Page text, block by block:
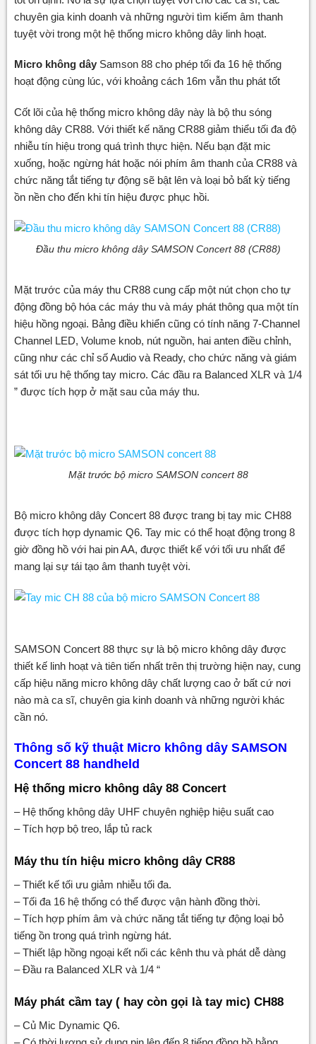
chuyên gia kinh doanh và những người tìm kiếm âm thanh
tuyệt vời trong một hệ thống micro không dây linh hoạt.
Micro không dâySamson 88 cho phép tối đa 16 hệ thống
hoạt động cùng lúc, với khoảng cách 16m vẫn thu phát tốt
Cốt lõi của hệ thống micro không dây này là bộ thu sóng
không dây CR88. Với thiết kế năng CR88 giảm thiểu tối đa độ
nhiễu tín hiệu trong quá trình thực hiện. Nếu bạn đặt mic
xuống, hoặc ngừng hát hoặc nói phím âm thanh của CR88 và
chức năng tắt tiếng tự động sẽ bật lên và loại bỏ bất kỳ tiếng
ồn nền cho đến khi tín hiệu được phục hồi.
Đầu thu micro không dây SAMSON Concert 88 (CR88)
Mặt trước của máy thu CR88 cung cấp một nút chọn cho tự
động đồng bộ hóa các máy thu và máy phát thông qua một tín
hiệu hồng ngoại. Bảng điều khiển cũng có tính năng 7-Channel
Channel LED, Volume knob, nút nguồn, hai anten điều chỉnh,
cũng như các chỉ số Audio và Ready, cho chức năng và giám
sát tối ưu hệ thống tay micro. Các đầu ra Balanced XLR và 1/4
” được tích hợp ở mặt sau của máy thu.
Mặt trước bộ micro SAMSON concert 88
Bộ micro không dây Concert 88 được trang bị tay mic CH88
được tích hợp dynamic Q6. Tay mic có thể hoạt động trong 8
giờ đồng hồ với hai pin AA, được thiết kế với tối ưu nhất để
mang lại sự tái tạo âm thanh tuyệt vời.
SAMSON Concert 88 thực sự là bộ micro không dây được
thiết kế linh hoạt và tiên tiến nhất trên thị trường hiện nay, cung
cấp hiệu năng micro không dây chất lượng cao ở bất cứ nơi
nào mà ca sĩ, chuyên gia kinh doanh và những người khác
cần nó.
Thông số kỹ thuật Micro không dây SAMSON
Concert 88 handheld
Hệ thống micro không dây 88 Concert
– Hệ thống không dây UHF chuyên nghiệp hiệu suất cao
– Tích hợp bộ treo, lắp tủ rack
Máy thu tín hiệu micro không dây CR88
– Thiết kế tối ưu giảm nhiễu tối đa.
– Tối đa 16 hệ thống có thể được vận hành đồng thời.
– Tích hợp phím âm và chức năng tắt tiếng tự động loại bỏ
tiếng ồn trong quá trình ngừng hát.
– Thiết lập hồng ngoại kết nối các kênh thu và phát dễ dàng
– Đầu ra Balanced XLR và 1/4 “
Máy phát cầm tay ( hay còn gọi là tay mic) CH88
– Củ Mic Dynamic Q6.